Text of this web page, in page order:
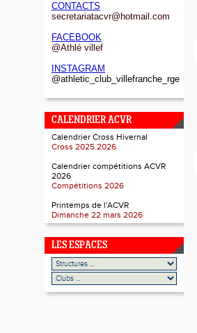
CONTACTS
secretariatacvr@hotmail.com
FACEBOOK
@Athlé villef
INSTAGRAM
@athletic_club_villefranche_rge
CALENDRIER ACVR
Calendrier Cross Hivernal
Cross 2025.2026
Calendrier compétitions ACVR
2026
Compétitions 2026
Printemps de l'ACVR
Dimanche 22 mars 2026
LES ESPACES